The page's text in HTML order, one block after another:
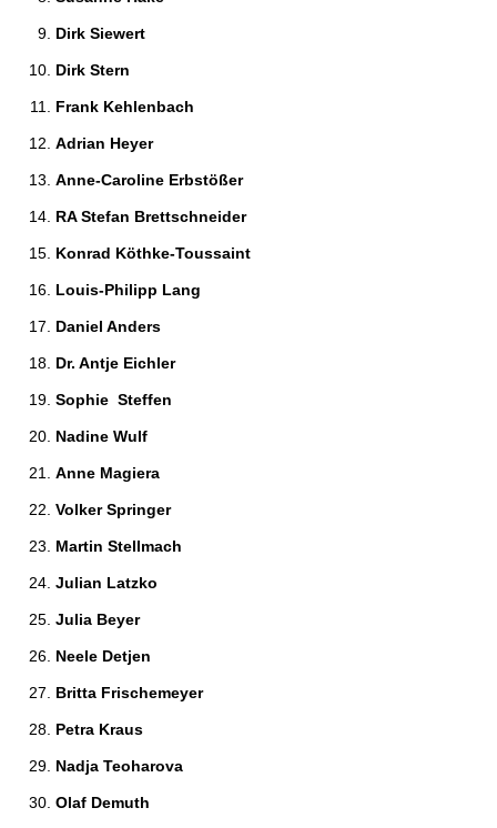
Dirk Siewert
Dirk Stern
Frank Kehlenbach
Adrian Heyer
Anne-Caroline Erbstößer
RA Stefan Brettschneider
Konrad Köthke-Toussaint
Louis-Philipp Lang
Daniel Anders
Dr. Antje Eichler
Sophie  Steffen
Nadine Wulf
Anne Magiera
Volker Springer
Martin Stellmach
Julian Latzko
Julia Beyer
Neele Detjen
Britta Frischemeyer
Petra Kraus
Nadja Teoharova
Olaf Demuth